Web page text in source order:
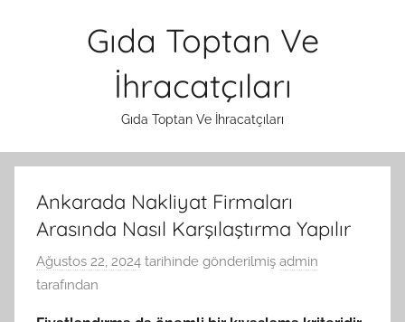
Gıda Toptan Ve
İhracatçıları
Gıda Toptan Ve İhracatçıları
Ankarada Nakliyat Firmaları
Arasında Nasıl Karşılaştırma Yapılır
Ağustos 22, 2024 tarihinde gönderilmiş admin
tarafından